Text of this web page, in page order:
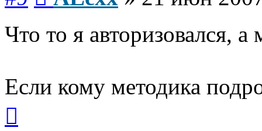
Что то я авторизовался,
Если кому методика
началу